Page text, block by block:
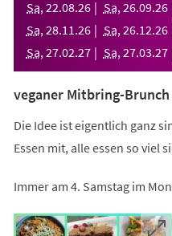
Sa, 22.08.26 Sa, 26.09.26
Sa, 28.11 .26 Sa, 26.12.26
Sa, 27.02.27 Sa, 27.03.27
veganer Mitbring-
Die Idee ist eigentlich ganz
Essen mit, alle essen so viel
Immer am 4. Samstag im